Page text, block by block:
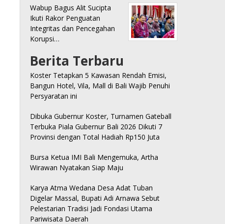
Wabup Bagus Alit Sucipta
Ikuti Rakor Penguatan
Integritas dan Pencegahan
Korupsi…
Berita Terbaru
Koster Tetapkan 5 Kawasan Rendah Emisi,
Bangun Hotel, Vila, Mall di Bali Wajib Penuhi
Persyaratan ini
Dibuka Gubernur Koster, Turnamen Gateball
Terbuka Piala Gubernur Bali 2026 Dikuti 7
Provinsi dengan Total Hadiah Rp150 Juta
Bursa Ketua IMI Bali Mengemuka, Artha
Wirawan Nyatakan Siap Maju
Karya Atma Wedana Desa Adat Tuban
Digelar Massal, Bupati Adi Arnawa Sebut
Pelestarian Tradisi Jadi Fondasi Utama
Pariwisata Daerah